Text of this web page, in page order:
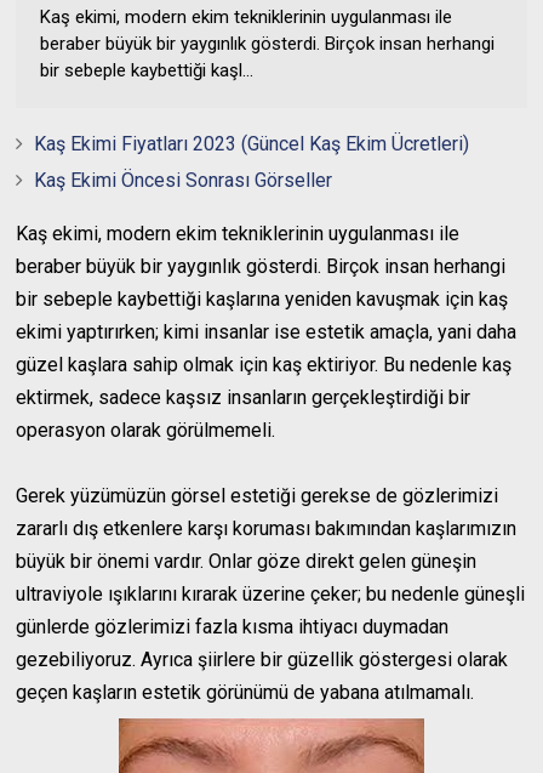
Kaş ekimi, modern ekim tekniklerinin uygulanması ile
beraber büyük bir yaygınlık gösterdi. Birçok insan herhangi
bir sebeple kaybettiği kaşl...
Kaş Ekimi Fiyatları 2023 (Güncel Kaş Ekim Ücretleri)
Kaş Ekimi Öncesi Sonrası Görseller
Kaş ekimi, modern ekim tekniklerinin uygulanması ile
beraber büyük bir yaygınlık gösterdi. Birçok insan herhangi
bir sebeple kaybettiği kaşlarına yeniden kavuşmak için kaş
ekimi yaptırırken; kimi insanlar ise estetik amaçla, yani daha
güzel kaşlara sahip olmak için kaş ektiriyor. Bu nedenle kaş
ektirmek, sadece kaşsız insanların gerçekleştirdiği bir
operasyon olarak görülmemeli.
Gerek yüzümüzün görsel estetiği gerekse de gözlerimizi
zararlı dış etkenlere karşı koruması bakımından kaşlarımızın
büyük bir önemi vardır. Onlar göze direkt gelen güneşin
ultraviyole ışıklarını kırarak üzerine çeker; bu nedenle güneşli
günlerde gözlerimizi fazla kısma ihtiyacı duymadan
gezebiliyoruz. Ayrıca şiirlere bir güzellik göstergesi olarak
geçen kaşların estetik görünümü de yabana atılmamalı.